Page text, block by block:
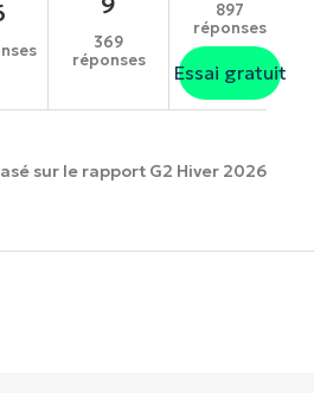
369
réponses
897
réponses
Essai gratuit
sur le rapport G2 Hiver 2026